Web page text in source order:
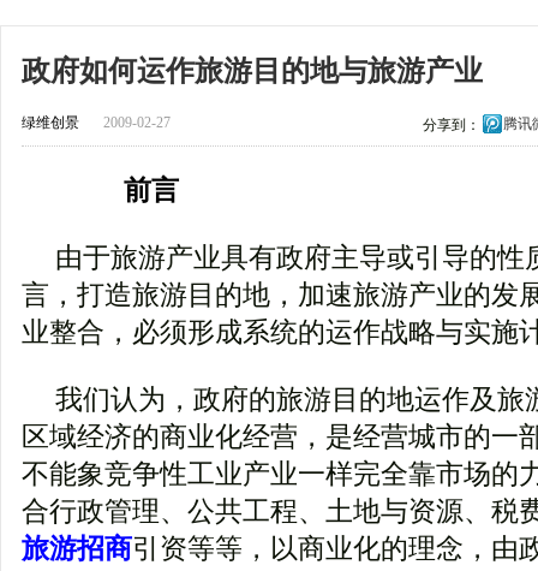
政府如何运作旅游目的地与旅游产业
绿维创景 2009-02-27 分享到： 腾讯
前言
由于旅游产业具有政府主导或引导的性
言，打造旅游目的地，加速旅游产业的发
业整合，必须形成系统的运作战略与实施
我们认为，政府的旅游目的地运作及旅
区域经济的商业化经营，是经营城市的一
不能象竞争性工业产业一样完全靠市场的
合行政管理、公共工程、土地与资源、税
旅游招商引资等等，以商业化的理念，由